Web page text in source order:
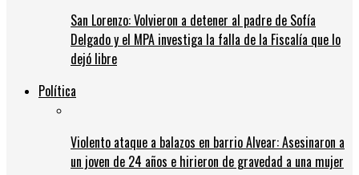
San Lorenzo: Volvieron a detener al padre de Sofía
Delgado y el MPA investiga la falla de la Fiscalía que lo
dejó libre
Política
Violento ataque a balazos en barrio Alvear: Asesinaron a
un joven de 24 años e hirieron de gravedad a una mujer